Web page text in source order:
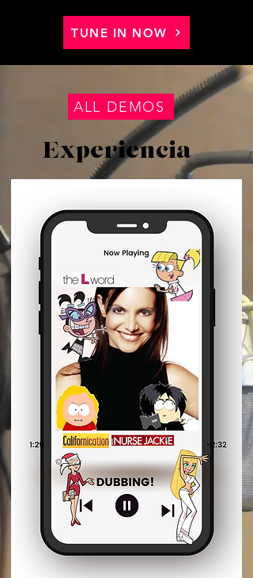
TUNE IN NOW
ALL DEMOS
Experiencia